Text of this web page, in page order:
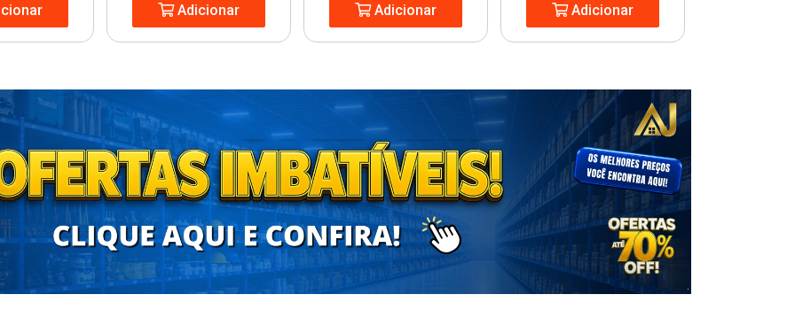
Adicionar Adicionar Adicionar